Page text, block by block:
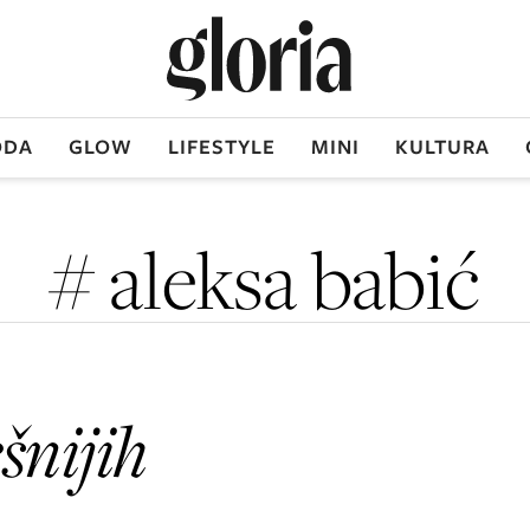
GLOW LIFESTYLE MINI KULTURA
# aleksa babić